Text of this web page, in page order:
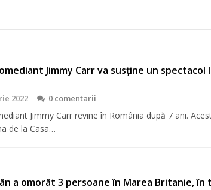
Jimmy Carr va susține un spectacol
2022 0 comentarii
Jimmy Carr revine în România după 7 ani.
de la Casa…
a omorât 3 persoane în Marea Britanie, în